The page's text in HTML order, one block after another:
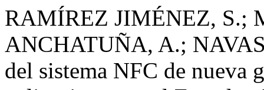
RAMÍREZ JIMÉNEZ, S.;
ANCHATUÑA, A.;
del sistema NFC de nueva